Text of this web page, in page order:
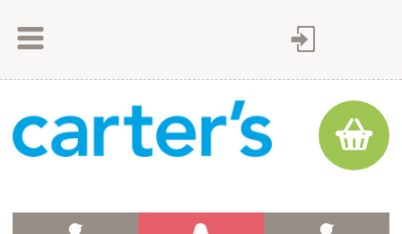
Как оплатить
Доставка товара
Контакты